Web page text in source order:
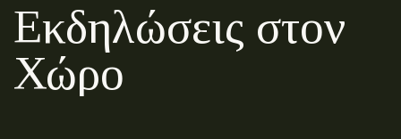
Εκδηλώσεις στον
Χώρο